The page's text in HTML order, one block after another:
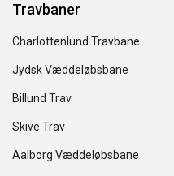
Travbaner
Charlottenlund Travbane
Jydsk Væddeløbsbane
Billund Trav
Skive Trav
Aalborg Væddeløbsbane